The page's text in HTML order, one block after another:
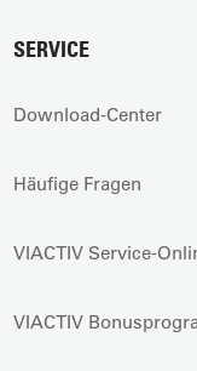
SERVICE
Download-Center
Häufige Fragen
VIACTIV Service-
VIACTIV